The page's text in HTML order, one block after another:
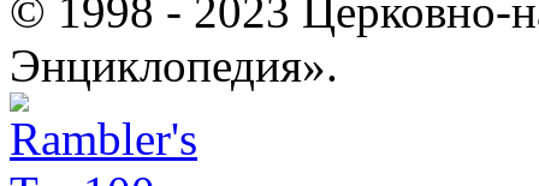
© 1998 - 2023 Церковно-
Энциклопедия».